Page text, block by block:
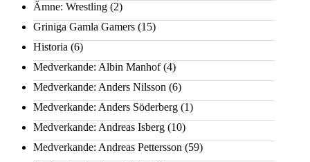
Ämne: Wrestling (2)
Griniga Gamla Gamers (15)
Historia (6)
Medverkande: Albin Manhof(4)
Medverkande: Anders Nilsson (6)
Medverkande: Anders Söderberg (1)
Medverkande: Andreas Isberg (10)
Medverkande: Andreas Pettersson (59)